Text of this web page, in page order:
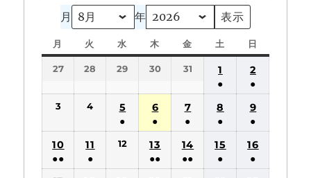
月 年
月
曜
日
火
曜
日
水
曜
日
木
曜
日
金
曜
土
曜
日
曜
27 28 29 30 31
1
●
(1
件
の
イ
ベ
2
●
(1
件
の
イ
ベ
3 4
5
●
(1
の
6
●
(1
件
の
7
●
(1
件
の
8
●
(1
件
の
9
●
(1
件
の
10
●●
(2
11
●
(1
12
13
●●
(2
14
●●
(2
15
●
(1
16
●
(1